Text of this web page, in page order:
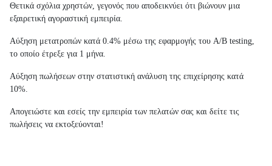
Θετικά σχόλια χρηστών, γεγονός που αποδεικνύει ότι βιώνουν μια
εξαιρετική αγοραστική εμπειρία.
Αύξηση μετατροπών κατά 0.4% μέσω της εφαρμογής του A/B testing,
το οποίο έτρεξε για 1 μήνα.
Αύξηση πωλήσεων στην στατιστική ανάλυση της επιχείρησης κατά
10%.
Απογειώστε και εσείς την εμπειρία των πελατών σας και δείτε τις
πωλήσεις να εκτοξεύονται!